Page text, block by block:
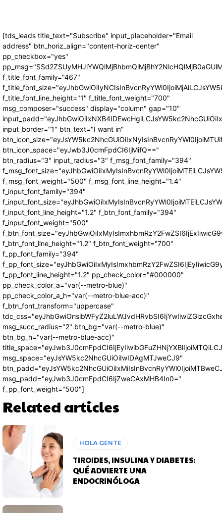
[tds_leads title_text="Subscribe" input_placeholder="Email
address" btn_horiz_align="content-horiz-center"
pp_checkbox="yes"
f_title_font_family="467"
f_title_font_line_height="1" f_title_font_weight="700"
msg_composer="success" display="column" gap="10"
input_border="1" btn_text="I want in"
btn_icon_space="eyJwb3J0cmFpdCI6IjMifQ=="
btn_radius="3" input_radius="3" f_msg_font_family="394"
f_msg_font_weight="500" f_msg_font_line_height="1.4"
f_input_font_family="394"
f_input_font_line_height="1.2" f_btn_font_family="394"
f_input_font_weight="500"
f_btn_font_line_height="1.2" f_btn_font_weight="700"
f_pp_font_family="394"
f_pp_font_line_height="1.2" pp_check_color="#000000"
pp_check_color_a="var(--metro-blue)"
pp_check_color_a_h="var(--metro-blue-acc)"
f_btn_font_transform="uppercase"
msg_succ_radius="2" btn_bg="var(--metro-blue)"
btn_bg_h="var(--metro-blue-acc)"
msg_space="eyJsYW5kc2NhcGUiOiIwIDAgMTJweCJ9"
msg_padd="eyJwb3J0cmFpdCI6IjZweCAxMHB4In0="
f_pp_font_weight="500"]
Related articles
HOLA GENTE
TIROIDES, INSULINA Y DIABETES:
QUÉ ADVIERTE UNA
ENDOCRINÓLOGA